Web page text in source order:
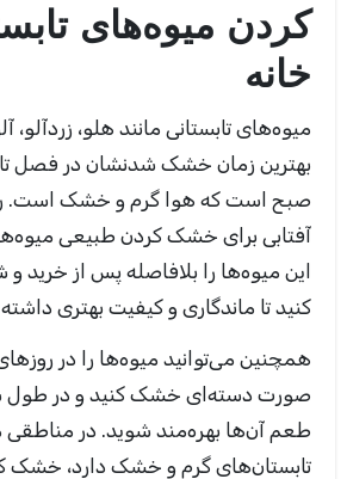
کردن میوه‌های
خانه
میوه‌های تابستانی مانند هلو، زردآلو،
بهترین زمان خشک شدنشان در فصل
صبح است که هوا گرم و خشک است.
آفتابی برای خشک کردن طبیعی
این میوه‌ها را بلافاصله پس از
کنید تا ماندگاری و کیفیت بهتری
همچنین می‌توانید میوه‌ها را در
صورت دسته‌ای خشک کنید و در طول
طعم آن‌ها بهره‌مند شوید. در مناطقی
تابستان‌های گرم و خشک دارد، خشک